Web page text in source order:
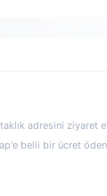
adresini
belli bir ücret